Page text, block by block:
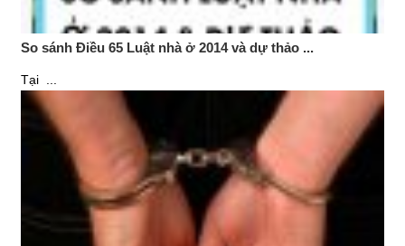
So sánh Điều 65 Luật nhà ở 2014 và dự thảo ...
Tại ...